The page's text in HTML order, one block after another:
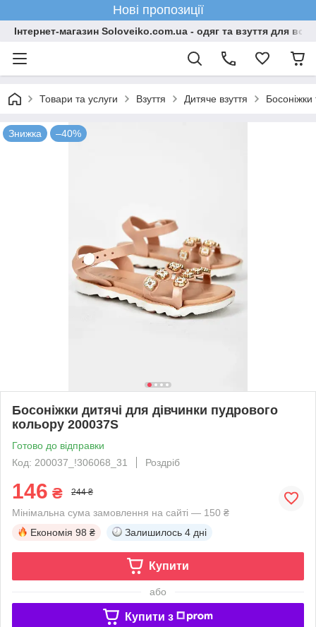
Нові пропозиції
Інтернет-магазин Soloveiko.com.ua - одяг та взуття для всієї
Товари та услуги Взуття Дитяче взуття Босоніжки
Знижка –40%
Босоніжки дитячі для дівчинки пудрового
кольору 200037S
Готово до відправки
Код: 200037_!306068_31
Роздріб
146 ₴ 244 ₴
Мінімальна сума замовлення на сайті — 150 ₴
Економія 98 ₴ Залишилось 4 дні
Купити
або
Купити з